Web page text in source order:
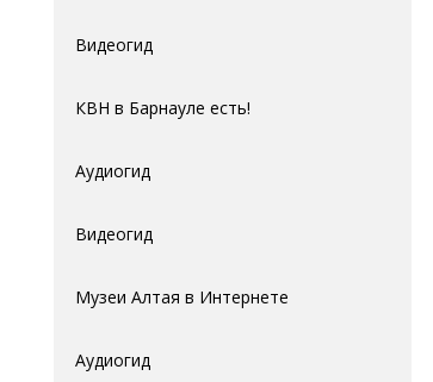
Видеогид
КВН в Барнауле есть!
Аудиогид
Видеогид
Музеи Алтая в Интернете
Аудиогид